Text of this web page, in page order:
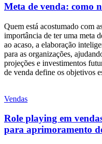
Meta de venda: como
Quem está acostumado com
importância de ter uma meta
ao acaso, a elaboração
para as organizações,
projeções e investimentos
de venda define os objetivos
Vendas
Role playing em
para aprimoramento